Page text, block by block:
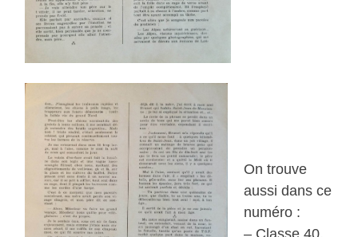
On trouve
aussi dans ce
numéro :